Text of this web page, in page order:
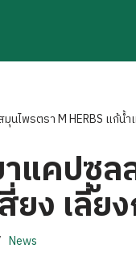
นไพรตรา M HERBS แก้น้
แคปซูล
ยง เลี่ย
News